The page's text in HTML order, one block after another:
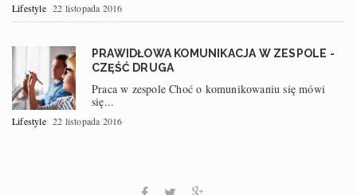
Lifestyle 22 listopada 2016
PRAWIDŁOWA KOMUNIKACJA W ZESPOLE -
CZĘŚĆ DRUGA
Praca w zespole Choć o komunikowaniu się mówi
się...
Lifestyle 22 listopada 2016